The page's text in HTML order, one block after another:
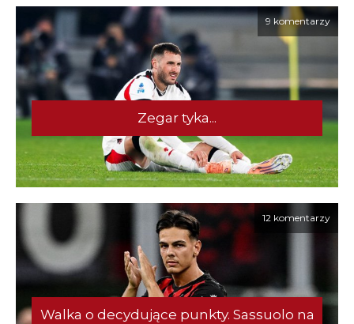
9 komentarzy
Zegar tyka...
12 komentarzy
Walka o decydujące punkty. Sassuolo na